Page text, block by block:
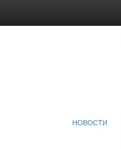
НОВОСТИ